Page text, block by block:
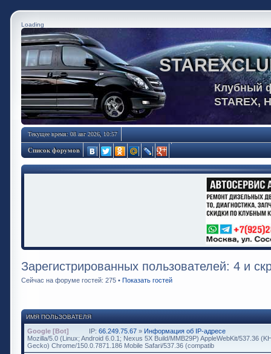
Loading
Клубный
STAREX,
Текущее время: 08 авг 2026, 10:57
Список форумов
Зарегистрированных пользователей: 4 и
Сейчас на форуме гостей: 275 • Показать гостей
ИМЯ ПОЛЬЗОВАТЕЛЯ
Google [Bot] IP: 66.249.75.67 » Информация об IP-адресе
Mozilla/5.0 (Linux; Android 6.0.1; Nexus 5X Build/MMB29P) AppleWebKit/537.36
Gecko) Chrome/150.0.7871.186 Mobile Safari/537.36 (compatib